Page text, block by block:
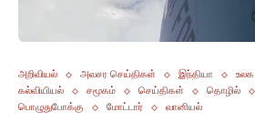
அறிவியல் அவசர செய்திகள் இந்தியா
கல்வியியல்
சமூகம் செய்திகள் தொழில்
பொழுதுபோக்கு
மோட்டார் வானியல்